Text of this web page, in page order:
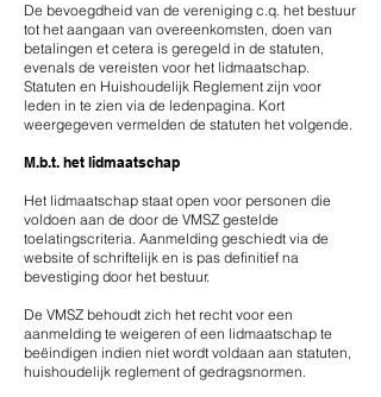
De bevoegdheid van de vereniging c.q. het bestuur
tot het aangaan van overeenkomsten, doen van
betalingen et cetera is geregeld in de statuten,
evenals de vereisten voor het lidmaatschap.
Statuten en Huishoudelijk Reglement zijn voor
leden in te zien via de ledenpagina. Kort
weergegeven vermelden de statuten het volgende.
M.b.t. het lidmaatschap
Het lidmaatschap staat open voor personen die
voldoen aan de door de VMSZ gestelde
toelatingscriteria. ​Aanmelding geschiedt via de
website of schriftelijk en is pas definitief na
bevestiging door het bestuur.
​De VMSZ behoudt zich het recht voor een
aanmelding te weigeren of een lidmaatschap te
beëindigen indien niet wordt voldaan aan statuten,
huishoudelijk reglement of gedragsnormen.